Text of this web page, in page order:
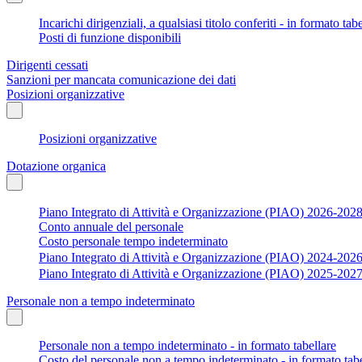
Incarichi dirigenziali, a qualsiasi titolo conferiti - in formato
Posti di funzione disponibili
Dirigenti cessati
Sanzioni per mancata comunicazione dei dati
Posizioni organizzative
Posizioni organizzative
Dotazione organica
Piano Integrato di Attività e Organizzazione (PIAO) 2026-2028
Conto annuale del personale
Costo personale tempo indeterminato
Piano Integrato di Attività e Organizzazione (PIAO) 2024-2026
Piano Integrato di Attività e Organizzazione (PIAO) 2025-2027
Personale non a tempo indeterminato
Personale non a tempo indeterminato - in formato tabellare